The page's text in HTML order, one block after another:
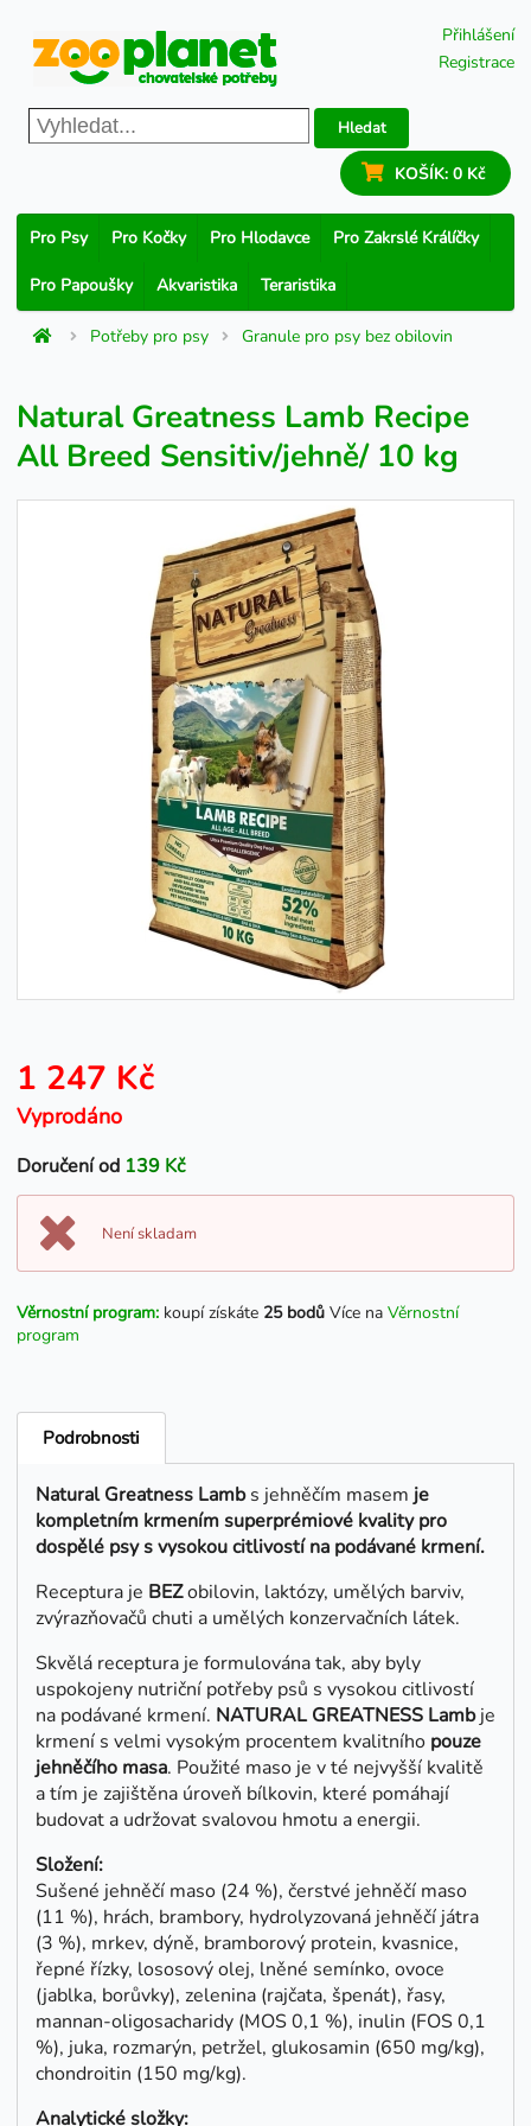
Přihlášení
Registrace
Hledat
KOŠÍK: 0 Kč
Pro Psy Pro Kočky Pro Hlodavce Pro Zakrslé Králíčky
Pro Papoušky Akvaristika Teraristika
Potřeby pro psy Granule pro psy bez obilovin
Natural Greatness Lamb Recipe
All Breed Sensitiv/jehně/ 10 kg
1 247 Kč
Vyprodáno
Doručení od 139 Kč
Není skladam
Věrnostní program: koupí získáte 25 bodů Více na Věrnostní
program
Podrobnosti
Natural Greatness Lambs jehněčím masem je
kompletním krmením superprémiové kvality pro
dospělé psy s vysokou citlivostí na podávané krmení.
Receptura je BEZobilovin, laktózy, umělých barviv,
zvýrazňovačů chuti a umělých konzervačních látek.
Skvělá receptura je formulována tak, aby byly
uspokojeny nutriční potřeby psů s vysokou citlivostí
na podávané krmení. NATURAL GREATNESS Lambje
krmení s velmi vysokým procentem kvalitního pouze
jehněčího masa. Použité maso je v té nejvyšší kvalitě
a tím je zajištěna úroveň bílkovin, které pomáhají
budovat a udržovat svalovou hmotu a energii.
Složení:
Sušené jehněčí maso (24 %), čerstvé jehněčí maso
(11 %), hrách, brambory, hydrolyzovaná jehněčí játra
(3 %), mrkev, dýně, bramborový protein, kvasnice,
řepné řízky, lososový olej, lněné semínko, ovoce
(jablka, borůvky), zelenina (rajčata, špenát), řasy,
mannan-oligosacharidy (MOS 0,1 %), inulin (FOS 0,1
%), juka, rozmarýn, petržel, glukosamin (650 mg/kg),
chondroitin (150 mg/kg).
Analytické složky: